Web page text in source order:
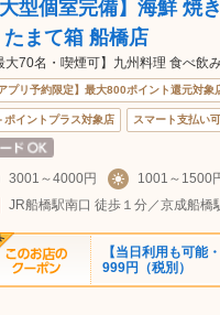
大型個室完備】海鮮 焼
たまて箱 船橋店
大70名・喫煙可】九州料理 食べ
アプリ予約限定】最大800ポイント還元対象
ポイントプラス対象店 スマート支払い可
3001～4000円
1001～1500
【当日利用も可能
999円（税別）